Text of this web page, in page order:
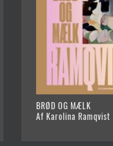
BRØD OG MÆLK
Af Karolina Ramqvist